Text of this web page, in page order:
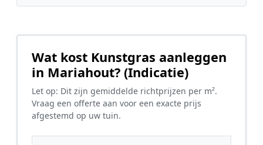
Wat kost Kunstgras aanleggen
in Mariahout? (Indicatie)
Let op: Dit zijn gemiddelde richtprijzen per m².
Vraag een offerte aan voor een exacte prijs
afgestemd op uw tuin.